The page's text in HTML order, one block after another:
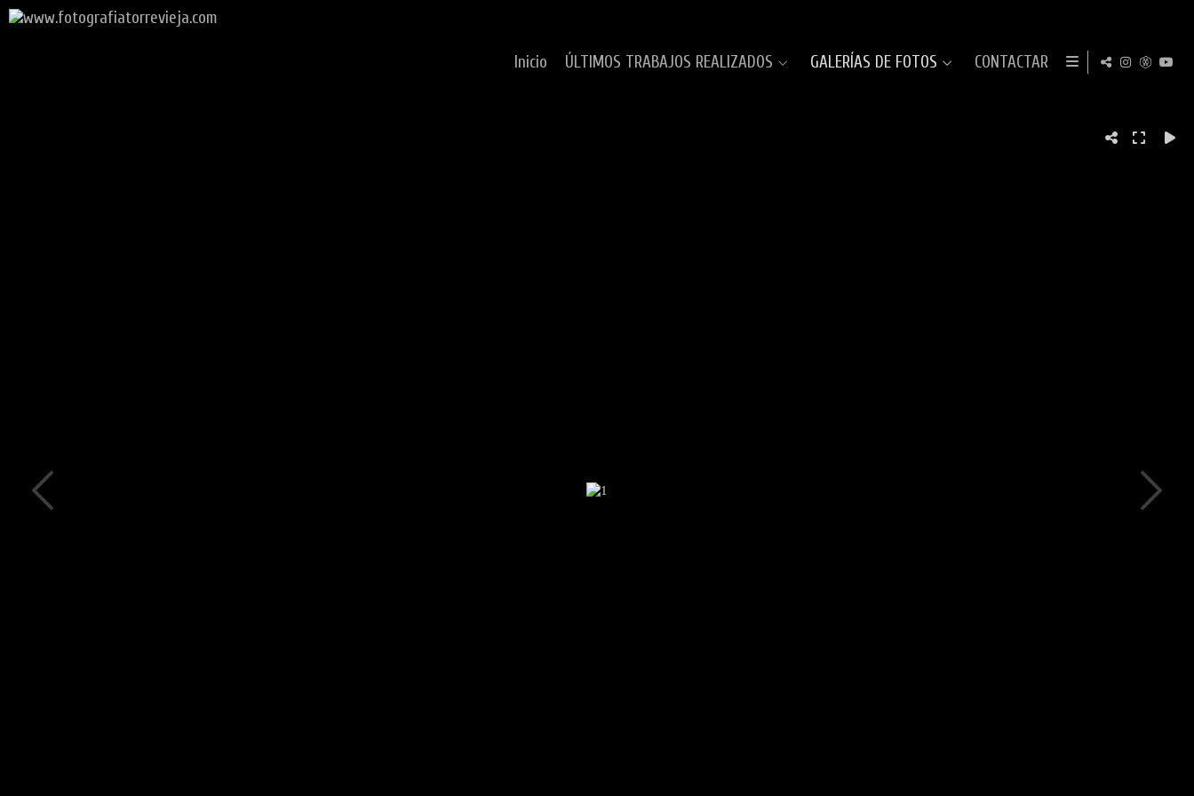
Inicio ÚLTIMOS TRABAJOS REALIZADOS GALERÍAS DE FOTOS CONTACTAR